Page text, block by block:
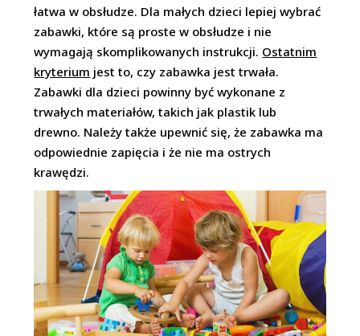
łatwa w obsłudze. Dla małych dzieci lepiej wybrać
zabawki, które są proste w obsłudze i nie
wymagają skomplikowanych instrukcji. Ostatnim
kryterium jest to, czy zabawka jest trwała.
Zabawki dla dzieci powinny być wykonane z
trwałych materiałów, takich jak plastik lub
drewno. Należy także upewnić się, że zabawka ma
odpowiednie zapięcia i że nie ma ostrych
krawędzi.